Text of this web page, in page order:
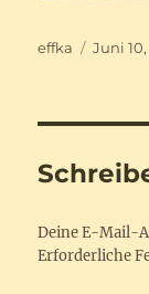
Autor
effka Juni 10,
Deine E-Mail-
Erforderliche